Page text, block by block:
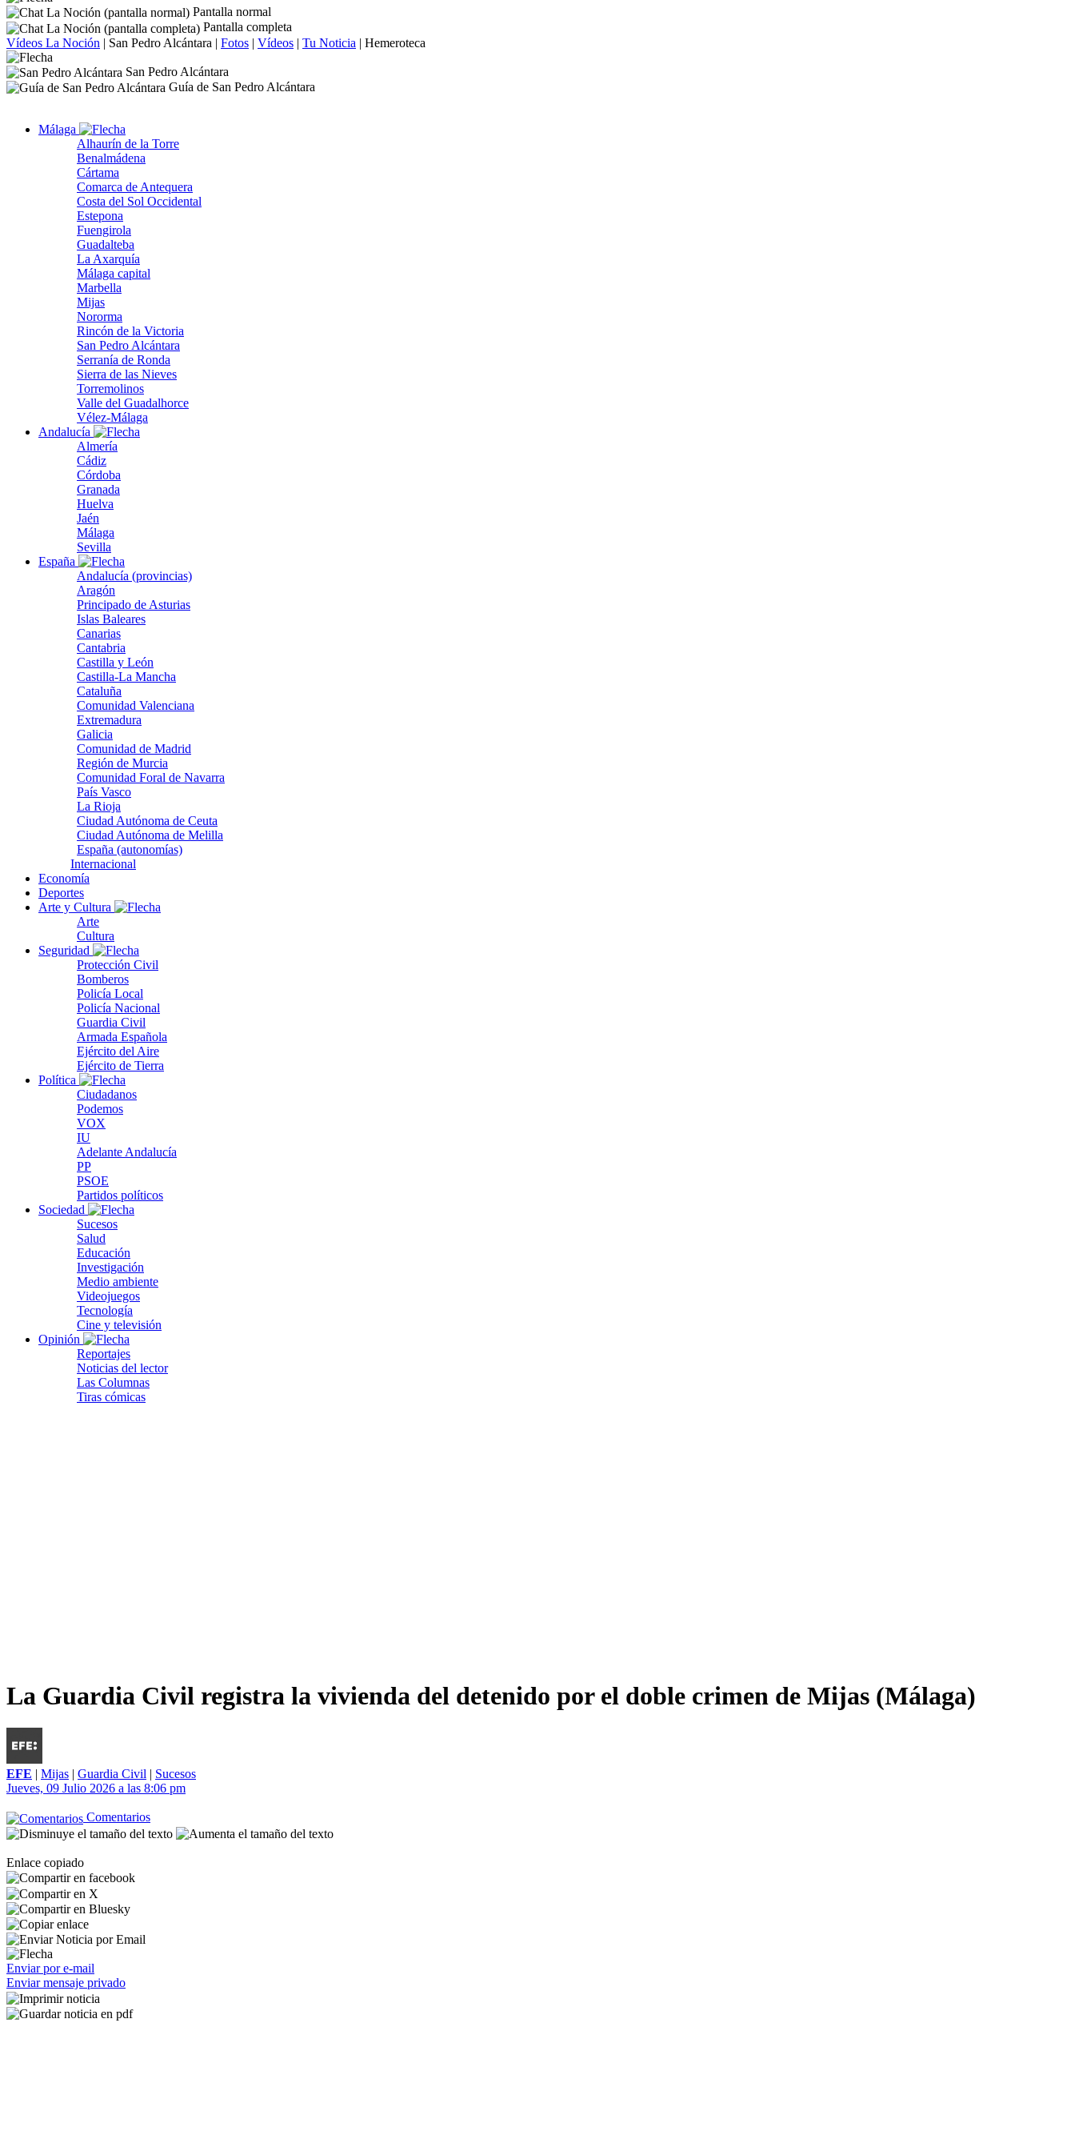
Pantalla normal
Pantalla completa
Vídeos La Noción | San Pedro Alcántara | Fotos | Vídeos | Tu Noticia | Hemeroteca
San Pedro Alcántara
Guía de San Pedro Alcántara
Málaga
Alhaurín de la Torre
Benalmádena
Cártama
Comarca de Antequera
Costa del Sol Occidental
Estepona
Fuengirola
Guadalteba
La Axarquía
Málaga capital
Marbella
Mijas
Nororma
Rincón de la Victoria
San Pedro Alcántara
Serranía de Ronda
Sierra de las Nieves
Torremolinos
Valle del Guadalhorce
Vélez-Málaga
Andalucía
Almería
Cádiz
Córdoba
Granada
Huelva
Jaén
Málaga
Sevilla
España
Andalucía (provincias)
Aragón
Principado de Asturias
Islas Baleares
Canarias
Cantabria
Castilla y León
Castilla-La Mancha
Cataluña
Comunidad Valenciana
Extremadura
Galicia
Comunidad de Madrid
Región de Murcia
Comunidad Foral de Navarra
País Vasco
La Rioja
Ciudad Autónoma de Ceuta
Ciudad Autónoma de Melilla
España (autonomías)
Internacional
Economía
Deportes
Arte y Cultura
Arte
Cultura
Seguridad
Protección Civil
Bomberos
Policía Local
Policía Nacional
Guardia Civil
Armada Española
Ejército del Aire
Ejército de Tierra
Política
Ciudadanos
Podemos
VOX
IU
Adelante Andalucía
PP
PSOE
Partidos políticos
Sociedad
Sucesos
Salud
Educación
Investigación
Medio ambiente
Videojuegos
Tecnología
Cine y televisión
Opinión
Reportajes
Noticias del lector
Las Columnas
Tiras cómicas
La Guardia Civil registra la vivienda del detenido por el doble crimen de Mijas (Málaga)
EFE | Mijas | Guardia Civil | Sucesos
Jueves, 09 Julio 2026 a las 8:06 pm
Comentarios
Enlace copiado
Enviar por e-mail
Enviar mensaje privado